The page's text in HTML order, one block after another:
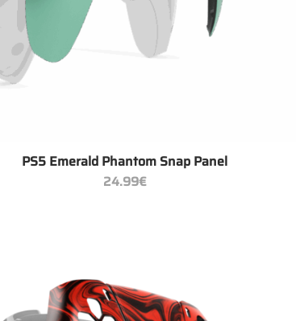
PS5 Emerald Phantom Snap Panel
24.99€